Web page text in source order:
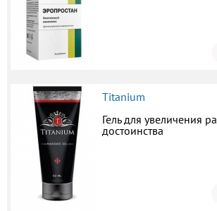
Titanium
Гель для увеличения
достоинства